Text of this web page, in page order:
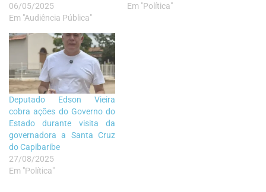
06/05/2025
Em "Audiência Pública"
Em "Política"
Deputado Edson Vieira
cobra ações do Governo do
Estado durante visita da
governadora a Santa Cruz
do Capibaribe
27/08/2025
Em "Política"